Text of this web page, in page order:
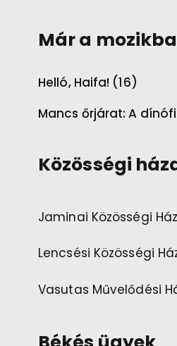
Már a
Helló, Haifa! (16)
Mancs őrjárat: A
Közösségi
Jaminai Közösségi Ház
Lencsési Közösségi
Vasutas Művelődési